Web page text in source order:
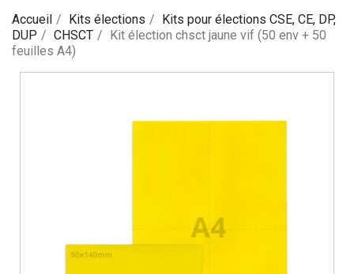
Accueil Kits élections
Kits pour élections CSE, CE, DP,
DUP
CHSCT
Kit élection chsct jaune vif (50 env + 50
feuilles A4)